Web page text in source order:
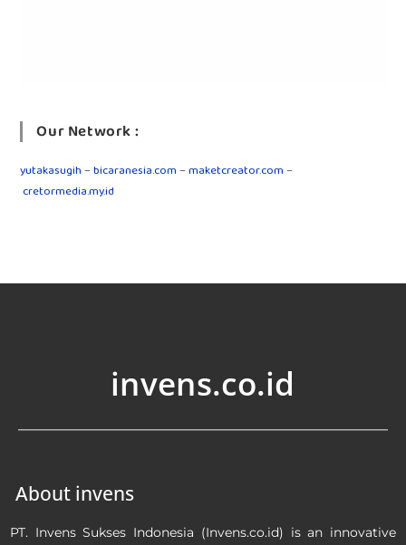
Our Network :
yutakasugih–bicaranesia.com–maketcreator.com–
cretormedia.my.id
invens.co.id
About invens
PT. Invens Sukses Indonesia (Invens.co.id) is an innovative